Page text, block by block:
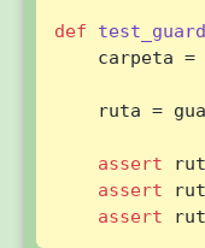
def
carpeta =
ruta =
assert
assert
assert